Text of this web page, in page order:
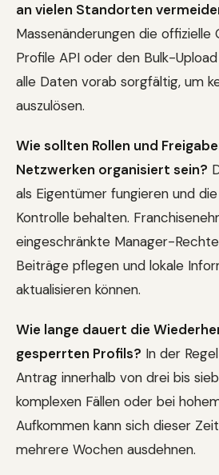
an vielen Standorten
Massenänderungen die offizielle
Profile API oder den Bulk-
alle Daten vorab sorgfältig, um
auszulösen.
Wie sollten Rollen und
Netzwerken organisiert sein?
als Eigentümer fungieren und
Kontrolle behalten.
eingeschränkte Manager-
Beiträge pflegen und lokale
aktualisieren können.
Wie lange dauert die
gesperrten Profils? In der
Antrag innerhalb von drei bis
komplexen Fällen oder bei
Aufkommen kann sich dieser
mehrere Wochen ausdehnen.